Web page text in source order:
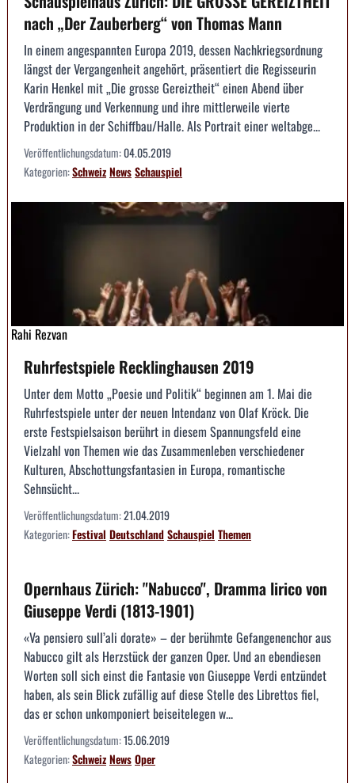
nach „Der Zauberberg“ von Thomas Mann
In einem angespannten Europa 2019, dessen Nachkriegsordnung
längst der Vergangenheit angehört, präsentiert die Regisseurin
Karin Henkel mit „Die grosse Gereiztheit“ einen Abend über
Verdrängung und Verkennung und ihre mittlerweile vierte
Produktion in der Schiffbau/Halle. Als Portrait einer weltabge...
Veröffentlichungsdatum:04.05.2019
Kategorien:SchweizNewsSchauspiel
Rahi Rezvan
Ruhrfestspiele Recklinghausen 2019
Unter dem Motto „Poesie und Politik“ beginnen am 1. Mai die
Ruhrfestspiele unter der neuen Intendanz von Olaf Kröck. Die
erste Festspielsaison berührt in diesem Spannungsfeld eine
Vielzahl von Themen wie das Zusammenleben verschiedener
Kulturen, Abschottungsfantasien in Europa, romantische
Sehnsücht...
Veröffentlichungsdatum:21.04.2019
Kategorien:Festival DeutschlandSchauspiel Themen
Opernhaus Zürich: "Nabucco", Dramma lirico von
Giuseppe Verdi (1813-1901)
«Va pensiero sull’ali dorate» – der berühmte Gefangenenchor aus
Nabucco gilt als Herzstück der ganzen Oper. Und an ebendiesen
Worten soll sich einst die Fantasie von Giuseppe Verdi entzündet
haben, als sein Blick zufällig auf diese Stelle des Librettos fiel,
das er schon unkomponiert beiseitelegen w...
Veröffentlichungsdatum:15.06.2019
Kategorien:SchweizNewsOper